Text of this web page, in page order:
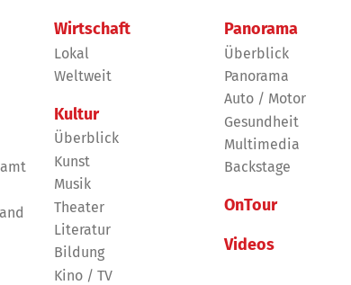
Wirtschaft
Lokal
Weltweit
Kultur
Überblick
Kunst
Musik
Theater
Literatur
Bildung
Kino / TV
Panorama
Überblick
Panorama
Auto / Motor
Gesundheit
Multimedia
Backstage
OnTour
Videos